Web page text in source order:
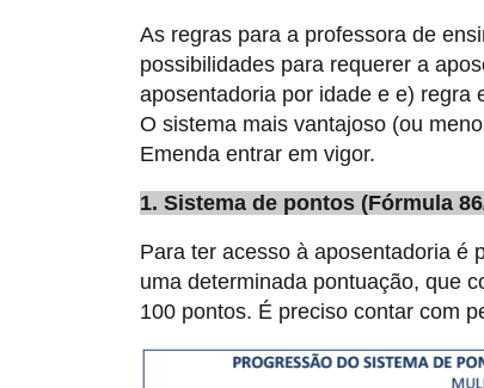
As regras para a professora de
possibilidades para requerer a
aposentadoria por idade e e) regra
O sistema mais vantajoso (ou
Emenda entrar em vigor.
1. Sistema de pontos (Fórmula
Para ter acesso à aposentadoria é
uma determinada pontuação, que
100 pontos. É preciso contar com